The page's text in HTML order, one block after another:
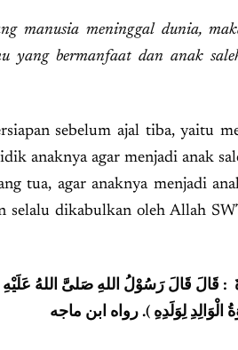
manusia meninggal dunia,
yang bermanfaat dan anak
sebelum ajal tiba, yaitu
anaknya agar menjadi anak
tua, agar anaknya menjadi
selalu dikabulkan oleh Allah
: قَالَ قَالَ رَسُوْلُ اللهِ صَلىَّ اللهُ
الْوَالِدِ لِوَلَدِهِ ). رواه ابن ماجه